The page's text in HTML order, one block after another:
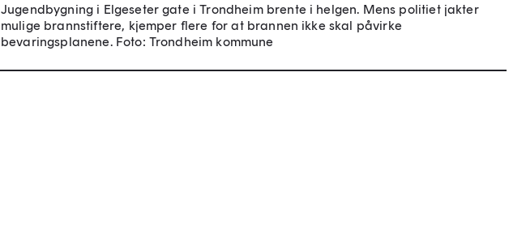
Jugendbygning i Elgeseter gate i Trondheim brente i helgen. Mens politiet jakter
mulige brannstiftere, kjemper flere for at brannen ikke skal påvirke
bevaringsplanene.Foto: Trondheim kommune